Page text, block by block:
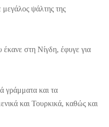
μεγάλος ψάλτης της
έκανε στη Νίγδη, έφυγε για
γράμματα και τα
και Τουρκικά, καθώς και